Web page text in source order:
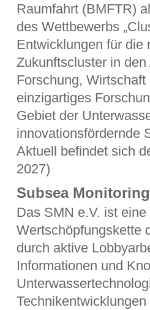
Raumfahrt (BMFTR)
des Wettbewerbs
Entwicklungen für die
Zukunftscluster in
Forschung,
einzigartiges
Gebiet der
innovationsfördernde
Aktuell befindet sich
2027)
Subsea
Das SMN e.V. ist
Wertschöpfungskette
durch aktive
Informationen und